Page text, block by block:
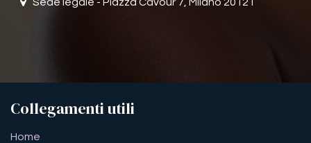
Collegamenti utili
​​​​​​​​​​​​​​​​H​o​m​e